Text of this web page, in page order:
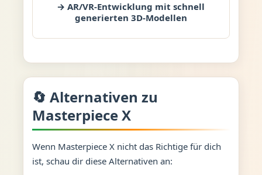
→ AR/VR-Entwicklung mit schnell
generierten 3D-Modellen
🔄 Alternativen zu
Masterpiece X
Wenn Masterpiece X nicht das Richtige für dich
ist, schau dir diese Alternativen an: